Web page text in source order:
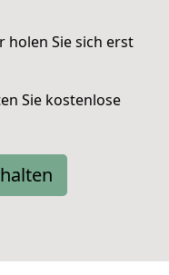
holen Sie sich erst
Sie kostenlose